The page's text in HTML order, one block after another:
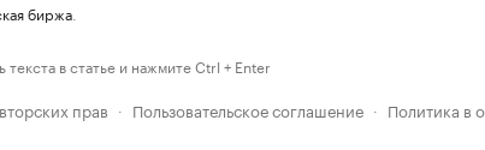
биржа
в статье и нажмите Ctrl + Enter
прав · Пользовательское соглашение · Политика в